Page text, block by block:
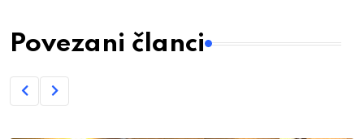
Povezani članci